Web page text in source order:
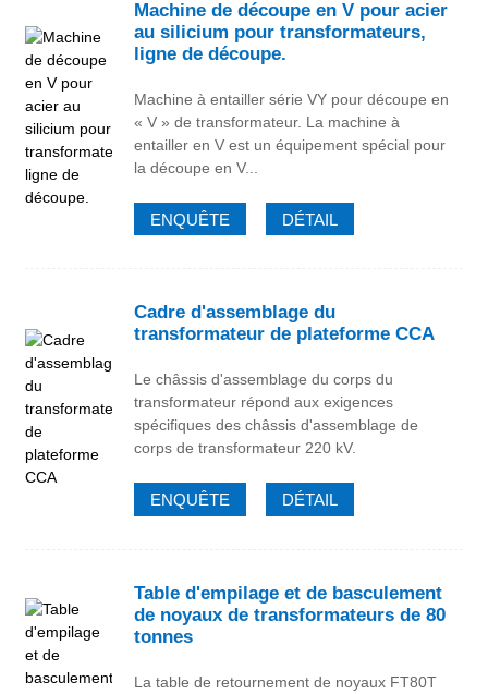
Machine de découpe en V pour acier
au silicium pour transformateurs,
ligne de découpe.
Machine à entailler série VY pour découpe en
« V » de transformateur. La machine à
entailler en V est un équipement spécial pour
la découpe en V...
ENQUÊTE DÉTAIL
Cadre d'assemblage du
transformateur de plateforme CCA
Le châssis d'assemblage du corps du
transformateur répond aux exigences
spécifiques des châssis d'assemblage de
corps de transformateur 220 kV.
ENQUÊTE DÉTAIL
Table d'empilage et de basculement
de noyaux de transformateurs de 80
tonnes
La table de retournement de noyaux FT80T